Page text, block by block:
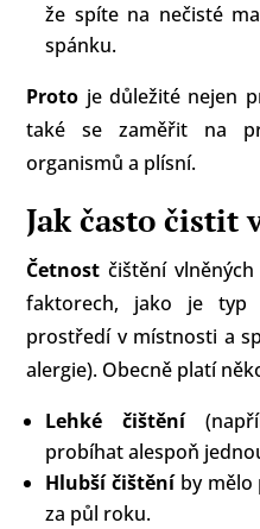
že spíte na nečisté
spánku.
Proto je důležité nejen
také se zaměřit na
organismů a plísní.
Jak často čistit
Četnost čištění
faktorech, jako je typ
prostředí v místnosti a
alergie). Obecně platí
Lehké čištění
probíhat alespoň
Hlubší čištěníby mělo
za půl roku.